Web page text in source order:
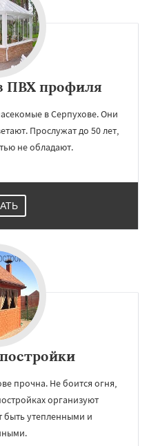
ПВХ профиля
в Серпухове. Они
Прослужат до 50 лет,
не обладают.
прочна. Не боится огня,
организуют
быть утепленными и